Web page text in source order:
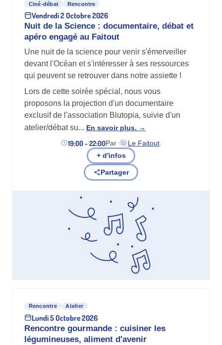
Ciné-débat Rencontre
Vendredi 2 Octobre 2026
Nuit de la Science : documentaire, débat et
apéro engagé au Faitout
Une nuit de la science pour venir s'émerveiller
devant l'Océan et s'intéresser à ses ressources
qui peuvent se retrouver dans notre assiette !
Lors de cette soirée spécial, nous vous
proposons la projection d'un documentaire
exclusif de l'association Blutopia, suivie d'un
atelier/débat su... En savoir plus.
19:00 - 22:00Par Le Faitout
(nouvel onglet)
.
+ d'infos
Partager
Rencontre Atelier
Lundi 5 Octobre 2026
Rencontre gourmande : cuisiner les
légumineuses, aliment d'avenir